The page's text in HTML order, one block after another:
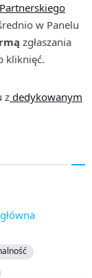
w Panelu
zgłaszania
kliknięć.
z dedykowanym